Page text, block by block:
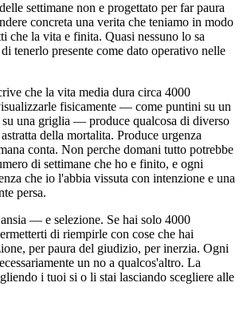
settimane non e progettato per far paura
concreta una verita che teniamo in modo
che la vita e finita. Quasi nessuno lo sa
tenerlo presente come dato operativo nelle
che la vita media dura circa 4000
fisicamente — come puntini su un
una griglia — produce qualcosa di diverso
della mortalita. Produce urgenza
conta. Non perche domani tutto potrebbe
di settimane che ho e finito, e ogni
che io l'abbia vissuta con intenzione e una
persa.
— e selezione. Se hai solo 4000
di riempirle con cose che hai
per paura del giudizio, per inerzia. Ogni
un no a qualcos'altro. La
i tuoi si o li stai lasciando scegliere alle